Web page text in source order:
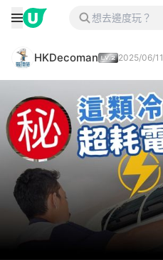
HKDecoman 2025/06/11